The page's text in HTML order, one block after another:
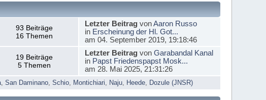
93 Beiträge
16 Themen
Letzter BeitragvonAaron Russo
in Erscheinung der Hl. Got...
am 04. September 2019, 19:18:46
19 Beiträge
5 Themen
Letzter Beitragvon Garabandal Kanal
in Papst Friedenspapst Mosk...
am 28. Mai 2025, 21:31:26
,San Daminano ,Schio Montichiari Naju Heede Dozule (JNSR)